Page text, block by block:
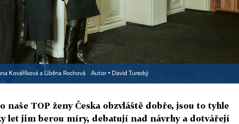
Kováříková a Liběna Rochová Autor ▪ David Turecký
naše TOP ženy Česka obzvláště dobře, jsou to tyhle
let jim berou míry, debatují nad návrhy a dotvářejí